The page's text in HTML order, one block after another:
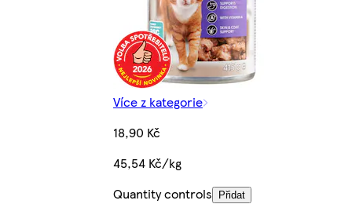
Více z kategorie
18,90 Kč
45,54 Kč/kg
Quantity controls
Přidat